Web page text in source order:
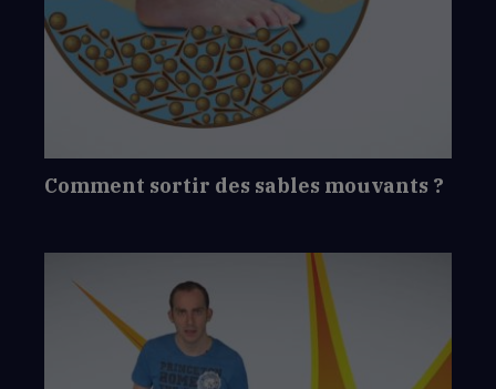
Comment
sortir
des
sables
mouvants
?
Comment sortir des sables mouvants ?